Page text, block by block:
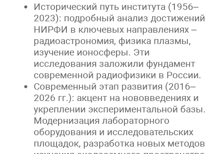
Исторический путь института (1956–
2023): подробный анализ достижений
НИРФИ в ключевых направлениях –
радиоастрономия, физика плазмы,
изучение ионосферы. Эти
исследования заложили фундамент
современной радиофизики в России.
Современный этап развития (2016–
2026 гг.): акцент на нововведениях и
укреплении экспериментальной базы.
Модернизация лабораторного
оборудования и исследовательских
площадок, разработка новых методов